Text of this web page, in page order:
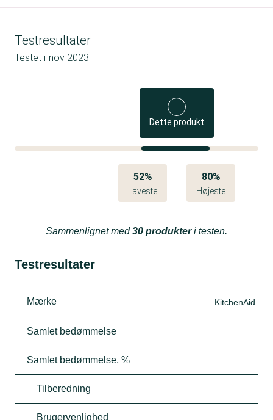
Testresultater
Testet i nov 2023
Dette produkt
52%
Laveste
80%
Højeste
Sammenlignet med30 produkteri testen.
Testresultater
Mærke KitchenAid
Samlet bedømmelse
Samlet bedømmelse, %
Tilberedning
Brugervenlighed